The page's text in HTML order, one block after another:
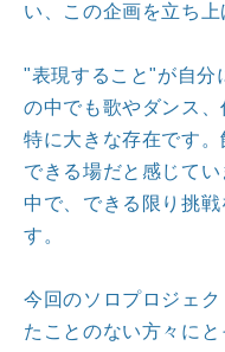
い、この企画を立ち上
"表現すること"が自分
の中でも歌やダンス
特に大きな存在です
できる場だと感じて
中で、できる限り挑
す。
今回のソロプロジェ
たことのない方々に